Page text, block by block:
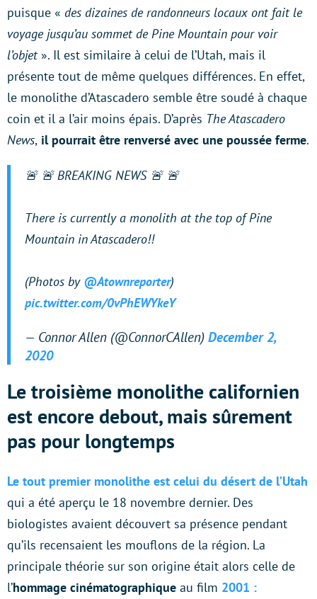
puisque « des dizaines de randonneurs locaux ont fait le
voyage jusqu’au sommet de Pine Mountain pour voir
l’objet ». Il est similaire à celui de l’Utah, mais il
présente tout de même quelques différences. En effet,
le monolithe d’Atascadero semble être soudé à chaque
coin et il a l’air moins épais. D’après The Atascadero
News, il pourrait être renversé avec une poussée ferme.
🚨 🚨 BREAKING NEWS 🚨 🚨
There is currently a monolith at the top of Pine
Mountain in Atascadero!!
(Photos by @Atownreporter)
pic.twitter.com/0vPhEWYkeY
— Connor Allen (@ConnorCAllen) December 2,
2020
Le troisième monolithe californien
est encore debout, mais sûrement
pas pour longtemps
Le tout premier monolithe est celui du désert de l’Utah
qui a été aperçu le 18 novembre dernier. Des
biologistes avaient découvert sa présence pendant
qu’ils recensaient les mouflons de la région. La
principale théorie sur son origine était alors celle de
l’hommage cinématographique au film 2001 :